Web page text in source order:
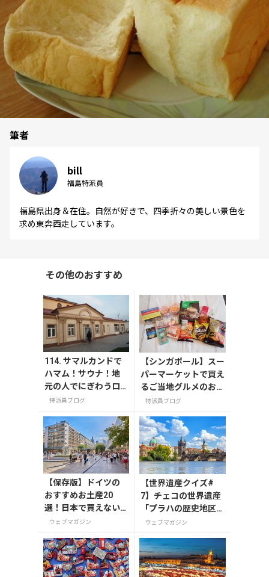
筆者
bill
福島特派員
福島県出身＆在住。自然が好きで、四季折々の美しい景色を
求め東奔西走しています。
その他のおすすめ
114. サマルカンドで
ハマム！サウナ！地
元の人でにぎわうロ
ーカルな公衆浴場で
特派員ブログ
【シンガポール】スー
パーマーケットで買え
るご当地グルメのお土
産
特派員ブログ
【保存版】ドイツの
おすすめお土産20
選！日本で買えない
雑貨からお菓子まで
ウェブマガジン
【世界遺産クイズ#
7】チェコの世界遺産
「プラハの歴史地区」
を流れる川の名前は？
ウェブマガジン